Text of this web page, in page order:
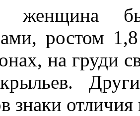
женщина
ростом
на груди
знаки